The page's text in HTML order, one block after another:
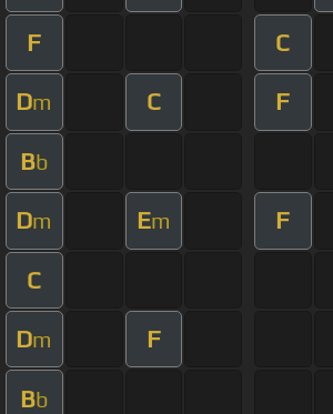
F C
Dm C F
Bb
Dm Em F
C
Dm F
Bb